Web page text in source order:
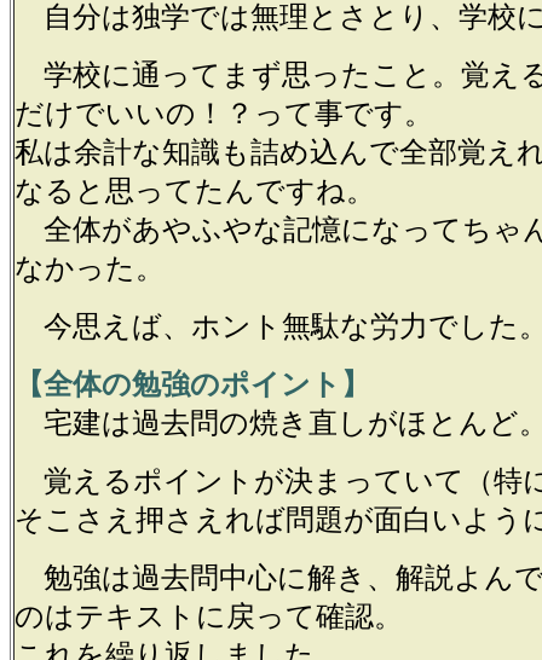
自分は独学では無理とさとり、学校
学校に通ってまず思ったこと。覚え
だけでいいの！？って事です。
私は余計な知識も詰め込んで全部覚え
なると思ってたんですね。
全体があやふやな記憶になってちゃ
なかった。
今思えば、ホント無駄な労力でした
【全体の勉強のポイント】
宅建は過去問の焼き直しがほとんど
覚えるポイントが決まっていて（特
そこさえ押さえれば問題が面白いよう
勉強は過去問中心に解き、解説よん
のはテキストに戻って確認。